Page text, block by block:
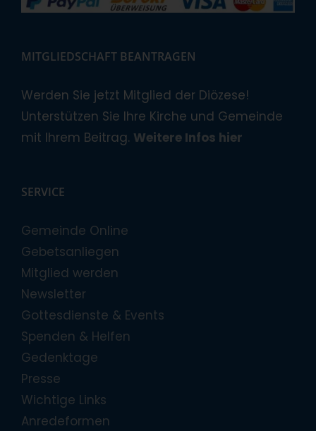
MITGLIEDSCHAFT BEANTRAGEN
Werden Sie jetzt Mitglied der Diözese!
Unterstützen Sie Ihre Kirche und Gemeinde
mit Ihrem Beitrag. Weitere Infos hier
SERVICE
Gemeinde Online
Gebetsanliegen
Mitglied werden
Newsletter
Gottesdienste & Events
Spenden & Helfen
Gedenktage
Presse
Wichtige Links
Anredeformen